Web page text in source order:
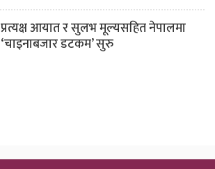
प्रत्यक्ष आयात र सुलभ मूल्यसहित नेपालमा
‘चाइनाबजार डटकम’ सुरु